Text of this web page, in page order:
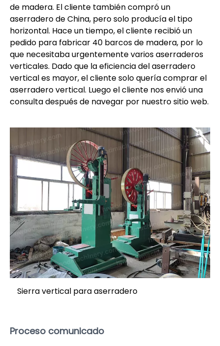
de madera. El cliente también compró un
aserradero de China, pero solo producía el tipo
horizontal. Hace un tiempo, el cliente recibió un
pedido para fabricar 40 barcos de madera, por lo
que necesitaba urgentemente varios aserraderos
verticales. Dado que la eficiencia del aserradero
vertical es mayor, el cliente solo quería comprar el
aserradero vertical. Luego el cliente nos envió una
consulta después de navegar por nuestro sitio web.
Sierra vertical para aserradero
Proceso comunicado